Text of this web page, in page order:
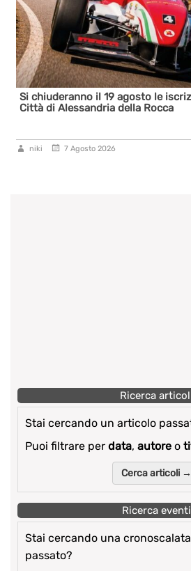
Si chiuderanno il 19 agosto le
Città di Alessandria della Rocca
niki 7 Agosto 2026
Ricerca
Stai cercando un articolo
Puoi filtrare per data, autore o
Cerca articoli →
Ricerca eventi
Stai cercando una
passato?